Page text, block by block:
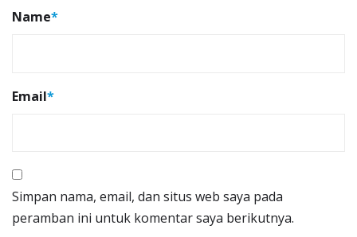
Name*
Email*
Simpan nama, email, dan situs web saya pada
peramban ini untuk komentar saya berikutnya.